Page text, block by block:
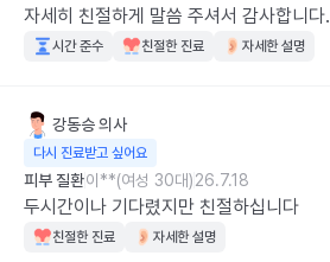
자세히 친절하게 말씀 주셔서 감사합니다.
시간 준수 친절한 진료 자세한 설명
강동승의사
다시 진료받고 싶어요
피부 질환이**(여성 30대)26.7.18
두시간이나 기다렸지만 친절하십니다
친절한 진료 자세한 설명